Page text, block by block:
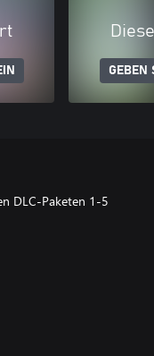
GEBEN
DLC-Paketen 1-5